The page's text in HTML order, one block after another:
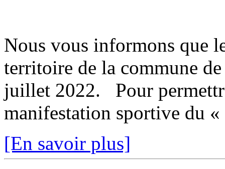
Nous vous informons que
territoire de la commune
juillet 2022. Pour
manifestation sportive du «
[En savoir plus]